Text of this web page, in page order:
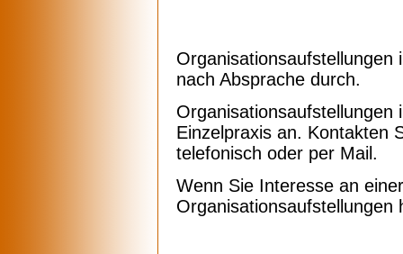
nach Absprache durch.
Organisationsaufstellungen
Einzelpraxis an. Kontakten
telefonisch oder per Mail.
Wenn Sie Interesse an